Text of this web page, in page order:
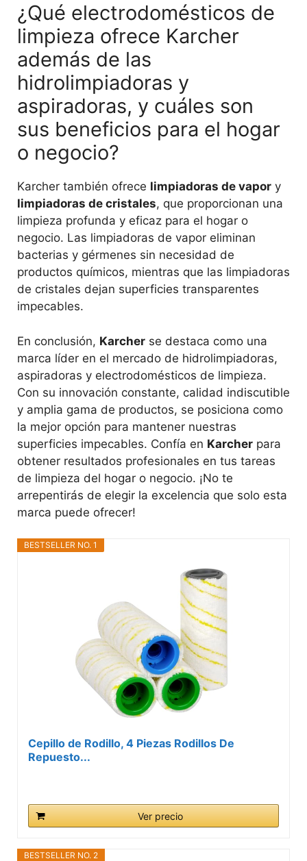
¿Qué electrodomésticos de
limpieza ofrece Karcher
además de las
hidrolimpiadoras y
aspiradoras, y cuáles son
sus beneficios para el hogar
o negocio?
Karcher también ofrece limpiadoras de vapor y
limpiadoras de cristales, que proporcionan una
limpieza profunda y eficaz para el hogar o
negocio. Las limpiadoras de vapor eliminan
bacterias y gérmenes sin necesidad de
productos químicos, mientras que las limpiadoras
de cristales dejan superficies transparentes
impecables.
En conclusión, Karcher se destaca como una
marca líder en el mercado de hidrolimpiadoras,
aspiradoras y electrodomésticos de limpieza.
Con su innovación constante, calidad indiscutible
y amplia gama de productos, se posiciona como
la mejor opción para mantener nuestras
superficies impecables. Confía en Karcher para
obtener resultados profesionales en tus tareas
de limpieza del hogar o negocio. ¡No te
arrepentirás de elegir la excelencia que solo esta
marca puede ofrecer!
BESTSELLER NO. 1
Cepillo de Rodillo, 4 Piezas Rodillos De
Repuesto...
Ver precio
BESTSELLER NO. 2